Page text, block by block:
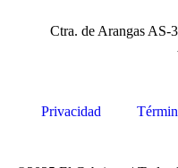
Ctra. de Arangas AS-
Privacidad